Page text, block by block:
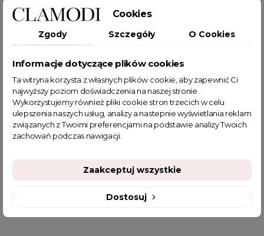
POWIĄZANE TAGI
bluzka bawełniana bawełniana bluzka
biała bluzka
bluzka z długim rękawem
t-shirt bawełniany
biały t-shirt
bluzka biała
bawełniany t-shirt
fajne bluzki damskie
fajne ciuszki
Bluzki duże rozmiary
Cookies
Zgody Szczegóły O Cookies
Informacje dotyczące plików cookies
Ta witryna korzysta z własnych plików cookie, aby zapewnić Ci
najwyższy poziom doświadczenia na naszej stronie .
Wykorzystujemy również pliki cookie stron trzecich w celu
ulepszenia naszych usług, analizy a nastepnie wyświetlania reklam
związanych z Twoimi preferencjami na podstawie analizy Twoich
zachowań podczas nawigacji.
Dostosuj
Zaakceptuj wszystkie